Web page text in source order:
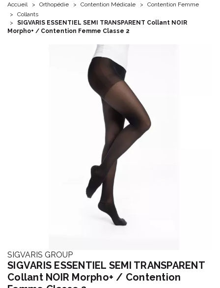
Accueil Orthopédie Contention Médicale
Contention Femme
Collants
SIGVARIS ESSENTIEL SEMI TRANSPARENT Collant NOIR
Morpho+ / Contention Femme Classe 2
SIGVARIS GROUP
SIGVARIS ESSENTIEL SEMI TRANSPARENT
Collant NOIR Morpho+ / Contention